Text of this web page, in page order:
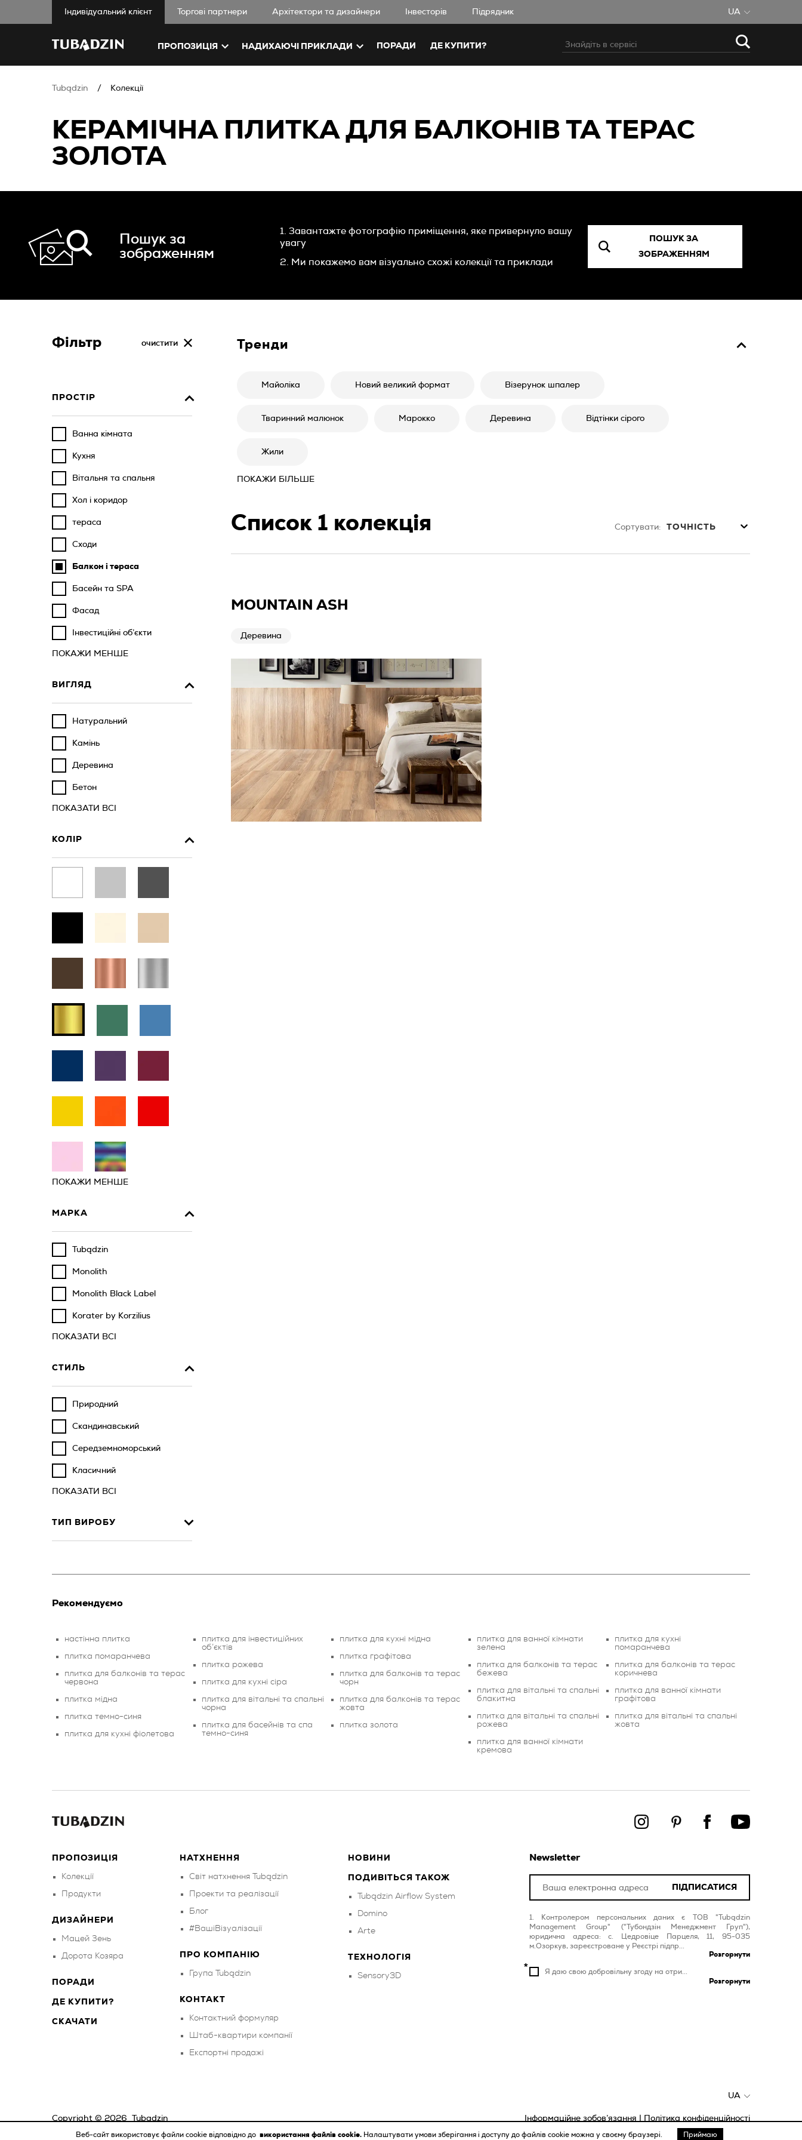
Iндивідуальний клієнт Торгові партнери Aрхітектори та дизайнери Iнвесторів Підрядник UA
ПРОПОЗИЦІЯ НАДИХАЮЧІ ПРИКЛАДИ ПОРАДИ ДЕ КУПИТИ?
Tubądzin Колекції
КЕРАМІЧНА ПЛИТКА ДЛЯ БАЛКОНІВ ТА ТЕРАС
ЗОЛОТА
Пошук за
зображенням
1. Завантажте фотографію приміщення, яке привернуло вашу
увагу
2. Ми покажемо вам візуально схожі колекції та приклади
ПОШУК ЗА
ЗОБРАЖЕННЯМ
Фільтр очистити
ПРОСТІР
Ванна кімната
Кухня
Вітальня та спальня
Хол і коридор
тераса
Сходи
Балкон і тераса
Басейн та SPA
Фасад
Інвестиційні об’єкти
ПОКАЖИ МЕНШЕ
ВИГЛЯД
Натуральний
Камінь
Деревина
Бетон
ПОКАЗАТИ ВСІ
КОЛІР
ПОКАЖИ МЕНШЕ
МАРКА
Tubądzin
Monolith
Monolith Black Label
Korater by Korzilius
ПОКАЗАТИ ВСІ
СТИЛЬ
Природний
Скандинавський
Середземноморський
Класичний
ПОКАЗАТИ ВСІ
ТИП ВИРОБУ
Тренди
Майоліка Новий великий формат Візерунок шпалер
Тваринний малюнок Марокко Деревина Відтінки сірого
Жили
ПОКАЖИ БІЛЬШЕ
Список 1 колекція Сортувати: ТОЧНІСТЬ
MOUNTAIN ASH
Деревина
Веб-сайт використовує файли cookie відповідно до використання файлів cookie. Налаштувати умови зберігання і доступу до файлів cookie можна у своєму браузері. Приймаю
Рекомендуємо
настінна плитка
плитка помаранчева
плитка для балконів та терас
червона
плитка мідна
плитка темно-синя
плитка для кухні фіолетова
плитка для інвестиційних
об’єктів
плитка рожева
плитка для кухні сіра
плитка для вітальні та спальні
чорна
плитка для басейнів та спа
темно-синя
плитка для кухні мідна
плитка графітова
плитка для балконів та терас
чорн
плитка для балконів та терас
жовта
плитка золота
плитка для ванної кімнати
зелена
плитка для балконів та терас
бежева
плитка для вітальні та спальні
блакитна
плитка для вітальні та спальні
рожева
плитка для ванної кімнати
кремова
плитка для кухні
помаранчева
плитка для балконів та терас
коричнева
плитка для ванної кімнати
графітова
плитка для вітальні та спальні
жовта
ПРОПОЗИЦІЯ
Колекції
Продукти
ДИЗАЙНЕРИ
Мацей Зень
Дорота Козяра
ПОРАДИ
ДЕ КУПИТИ?
СКАЧАТИ
НАТХНЕННЯ
Світ натхнення Tubądzin
Проекти та реалізації
Блог
#ВашіВізуалізації
ПРО КОМПАНІЮ
Група Tubądzin
КОНТАКТ
Контактний формуляр
Штаб-квартири компанії
Експортні продажі
НОВИНИ
ПОДИВІТЬСЯ ТАКОЖ
Tubądzin Airflow System
Domino
Arte
ТЕХНОЛОГІЯ
Sensory3D
Newsletter
ПІДПИСАТИСЯ
Контролером персональних даних є ТОВ "Tubądzin
Management Group" ("Тубондзін Менеджмент Груп"),
юридична адреса: с. Цедровіце Парцеля, 11, 95-035
м.Озоркув, зареєстроване у Реєстрі підпр...
Розгорнути
Я даю свою добровільну згоду на отри...
Розгорнути
UA
Інформаційне зобов’язання Політика конфіденційності
Copyright © 2026 Tubądzin